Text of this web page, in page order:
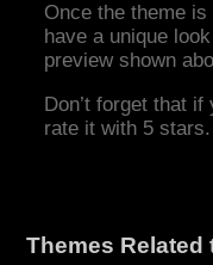
Once the theme is
have a unique
preview shown
Don’t forget that
rate it with 5 stars.
Themes Related